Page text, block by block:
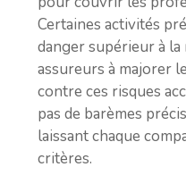
Certaines activités
danger supérieur à la
assureurs à majorer
contre ces risques
pas de barèmes
laissant chaque
critères.